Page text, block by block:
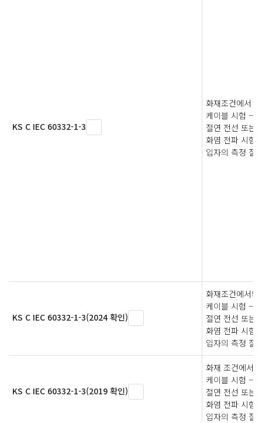
KS C IEC 60332-1-3
화재조건에서
케이블 시험 —
절연 전선 또는
화염 전파 시험
입자의 측정 절
KS C IEC 60332-1-3(2024 확인)
화재조건에서
케이블 시험 —
절연 전선 또는
화염 전파 시험
입자의 측정 절
KS C IEC 60332-1-3(2019 확인)
화재 조건에서
케이블 시험 —
절연 전선 또는
화염 전파 시험
입자의 측정 절